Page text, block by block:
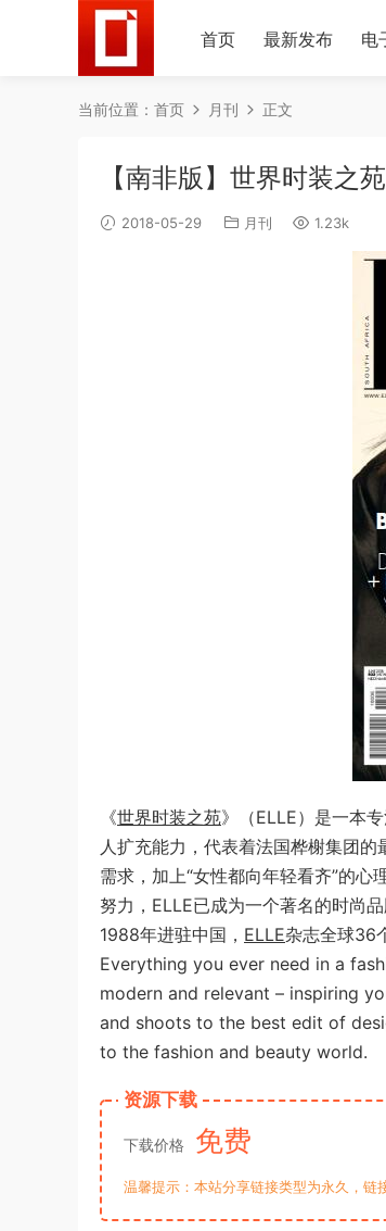
首页 最新发布 电
当前位置： 首页 月刊 正文
【南非版】世界时装之
2018-05-29 月刊 1.23k
《世界时装之苑》（ELLE）是一本
人扩充能力，代表着法国桦榭集团
需求，加上“女性都向年轻看齐”的
努力，ELLE已成为一个著名的时尚
1988年进驻中国， ELLE杂志全球36
Everything you ever need in a
modern and relevant – inspiring
and shoots to the best edit of
to the fashion and beauty world.
资源下载
下载价格 免费
温馨提示：本站分享链接类型为永久，